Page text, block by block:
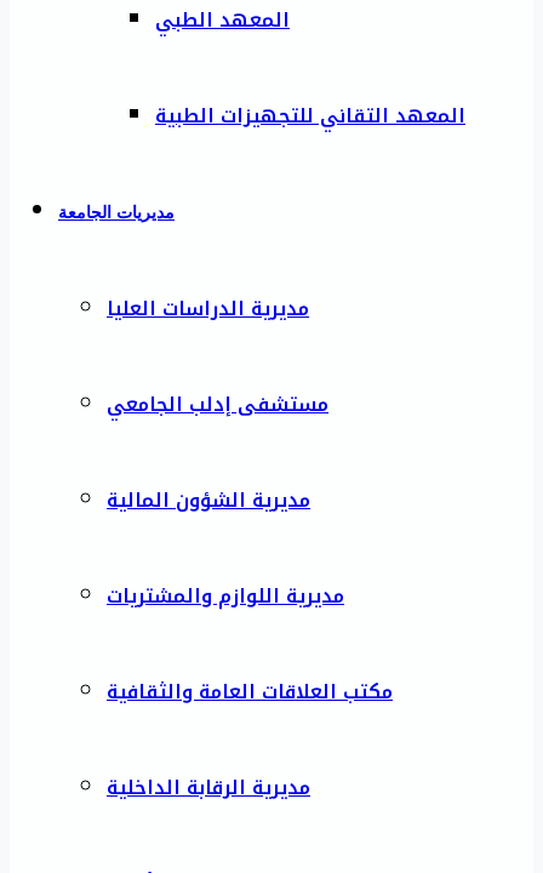
المعهد الطبي
المعهد التقاني للتجهيزات الطبية
مديريات الجامعة
مديرية الدراسات العليا
مستشفى إدلب الجامعي
مديرية الشؤون المالية
مديرية اللوازم والمشتريات
مكتب العلاقات العامة والثقافية
مديرية الرقابة الداخلية